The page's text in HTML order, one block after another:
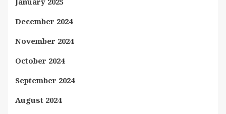
December 2024
November 2024
October 2024
September 2024
August 2024